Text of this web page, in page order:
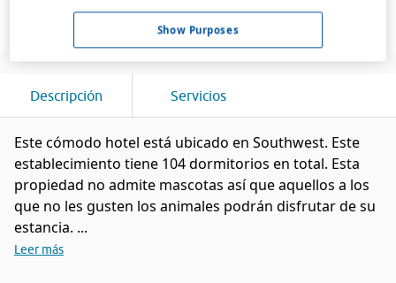
Descripción Servicios
Este cómodo hotel está ubicado en Southwest. Este
establecimiento tiene 104 dormitorios en total. Esta
propiedad no admite mascotas así que aquellos a los
que no les gusten los animales podrán disfrutar de su
estancia. ...
Leer más
Show Purposes